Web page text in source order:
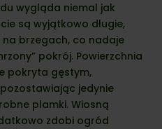
wygląda niemal jak
są wyjątkowo długie,
brzegach, co nadaje
pokrój. Powierzchnia
pokryta gęstym,
pozostawiając jedynie
plamki.Wiosną
zdobi ogród